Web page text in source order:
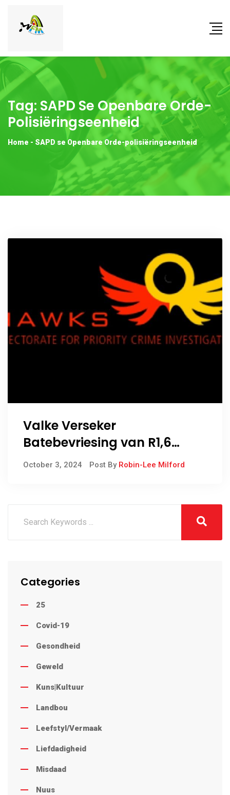
Tag: SAPD Se Openbare Orde-
Polisiëringseenheid
Home - SAPD se Openbare Orde-polisiëringseenheid
Valke Verseker
Batebevriesing van R1,6
Miljoen in Onderdrukking
October 3, 2024 Post By Robin-Lee Milford
Categories
25
Covid-19
Gesondheid
Geweld
Kuns|Kultuur
Landbou
Leefstyl/Vermaak
Liefdadigheid
Misdaad
Nuus